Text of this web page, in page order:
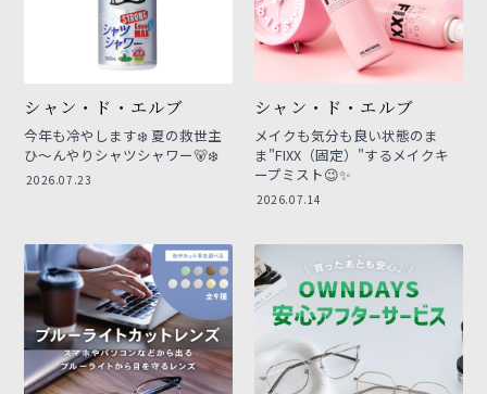
シャン・ド・エルブ
今年も冷やします❄️ 夏の救世主
ひ〜んやりシャツシャワー🐻‍❄️
2026.07.23
シャン・ド・エルブ
メイクも気分も良い状態のま
ま"FIXX（固定）"するメイクキ
ープミスト😉✨
2026.07.14